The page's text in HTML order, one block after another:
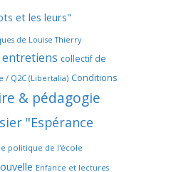
et les leurs"
de Louise Thierry
entretiens collectif de
/ Q2C (Libertalia) Conditions
& pédagogie
"Espérance
politique de l'école
Enfance et lectures